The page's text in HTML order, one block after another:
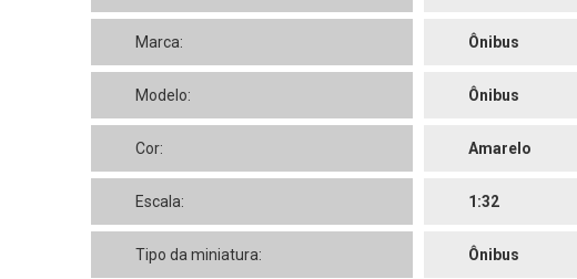
Marca: Ônibus
Modelo: Ônibus
Cor: Amarelo
Escala: 1:32
Tipo da miniatura: Ônibus